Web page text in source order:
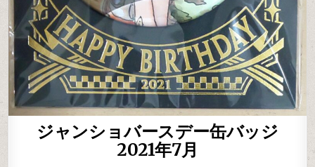
ジャンショバースデー缶バッジ
2021年7月